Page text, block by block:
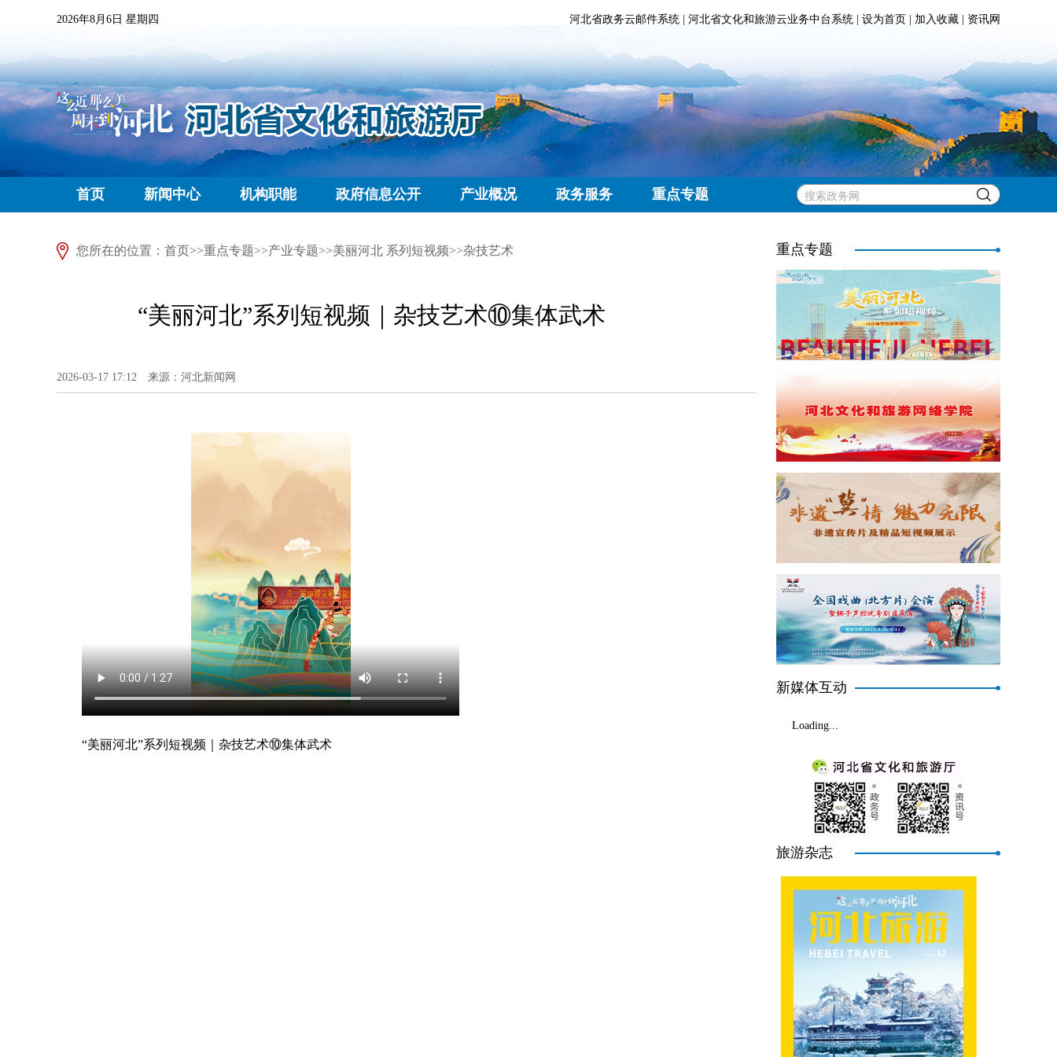
2026年8月6日 星期四 河北省政务云邮件系统 河北省文化和旅游云业务中台系统 设为首页 加入收藏 资讯网
首页 新闻中心 机构职能 政府信息公开 产业概况 政务服务 重点专题
您所在的位置： 首页>>重点专题>>产业专题>>美丽河北 系列短视频>>杂技艺术
“美丽河北”系列短视频｜杂技艺术⑩集体武术
2026-03-17 17:12 来源：河北新闻网
“美丽河北”系列短视频｜杂技艺术⑩集体武术
重点专题
新媒体互动
Loading...
旅游杂志